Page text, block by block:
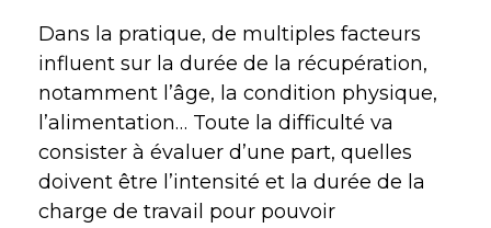
Dans la pratique, de multiples facteurs
influent sur la durée de la récupération,
notamment l’âge, la condition physique,
l’alimentation… Toute la difficulté va
consister à évaluer d’une part, quelles
doivent être l’intensité et la durée de la
charge de travail pour pouvoir